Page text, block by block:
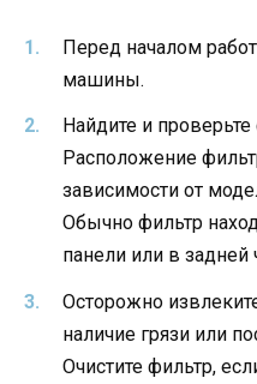
Перед началом
машины.
Найдите и
Расположение
зависимости от
Обычно фильтр
панели или в
Осторожно
наличие грязи или
Очистите фильтр,